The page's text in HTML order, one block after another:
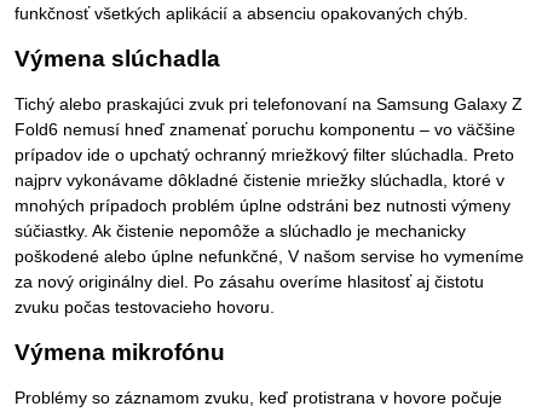
funkčnosť všetkých aplikácií a absenciu opakovaných chýb.
Výmena slúchadla
Tichý alebo praskajúci zvuk pri telefonovaní na Samsung Galaxy Z
Fold6 nemusí hneď znamenať poruchu komponentu – vo väčšine
prípadov ide o upchatý ochranný mriežkový filter slúchadla. Preto
najprv vykonávame dôkladné čistenie mriežky slúchadla, ktoré v
mnohých prípadoch problém úplne odstráni bez nutnosti výmeny
súčiastky. Ak čistenie nepomôže a slúchadlo je mechanicky
poškodené alebo úplne nefunkčné, V našom servise ho vymeníme
za nový originálny diel. Po zásahu overíme hlasitosť aj čistotu
zvuku počas testovacieho hovoru.
Výmena mikrofónu
Problémy so záznamom zvuku, keď protistrana v hovore počuje